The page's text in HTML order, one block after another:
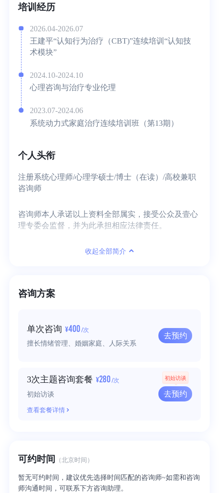
培训经历
2026.04-2026.07
王建平“认知行为治疗（CBT)”连续培训“认知技
术模块”
2024.10-2024.10
心理咨询与治疗专业伦理
2023.07-2024.06
系统动力式家庭治疗连续培训班（第13期）
个人头衔
注册系统心理师/心理学硕士/博士（在读）/高校兼职
咨询师
咨询师本人承诺以上资料全部属实，接受公众及壹心
理专委会监督，并为此承担相应法律责任。
收起全部简介
咨询方案
单次咨询 ¥400 /次
擅长情绪管理、婚姻家庭、人际关系
去预约
3次主题咨询套餐 ¥280/次
初始访谈
查看套餐详情
去预约
初始访谈
可约时间 （北京时间）
暂无可约时间，建议优先选择时间匹配的咨询师~如需和咨询
师沟通时间，可联系下方咨询助理。